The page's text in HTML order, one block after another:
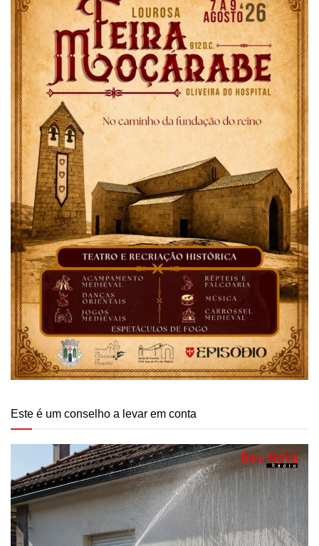
Este é um conselho a levar em conta